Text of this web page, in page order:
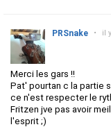
PRSnake • il
Merci les gars !!
Pat' pourtan c la partie
ce n'est respecter le
Fritzen jve pas avoir
l'esprit ;)